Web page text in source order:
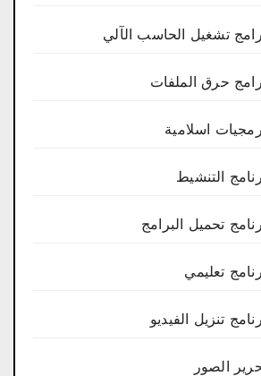
تشغيل الحاسب الآلي
حرق الملفات
اسلامية
التنشيط
تحميل البرامج
تعليمي
تنزيل الفيديو
الصور